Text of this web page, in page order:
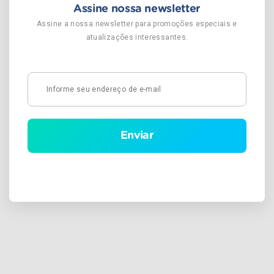
Assine nossa newsletter
Assine a nossa newsletter para promoções especiais e
atualizações interessantes.